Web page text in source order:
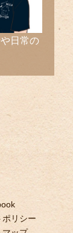
日常の
ポリシー